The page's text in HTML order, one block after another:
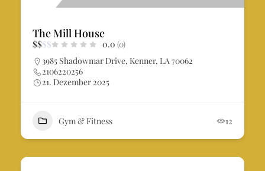
The Mill House
$$$$ 0.0 (0)
3985 Shadowmar Drive, Kenner, LA 70062
2106220256
21. Dezember 2025
Gym & Fitness 12